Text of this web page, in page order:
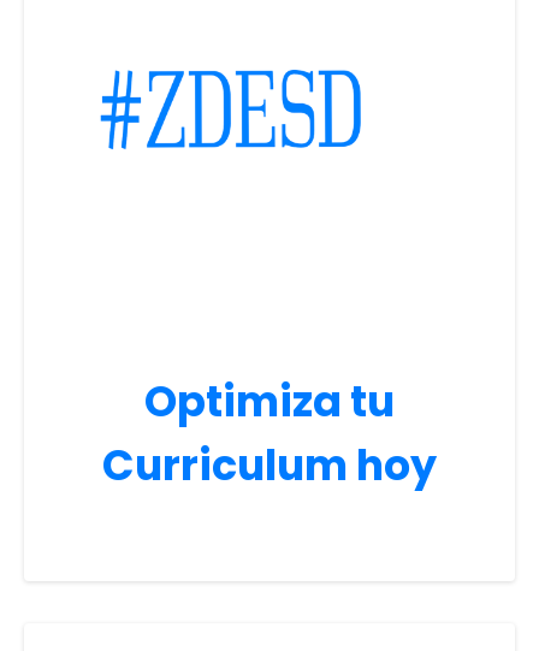
Optimiza tu
Curriculum hoy